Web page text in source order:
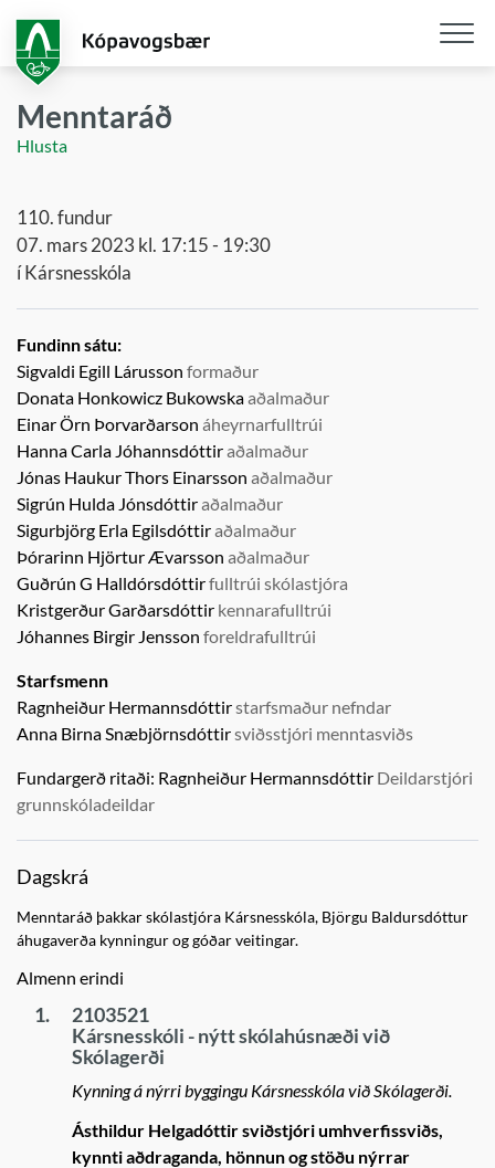
aðalefni
Menntaráð
Hlusta
110. fundur
07. mars 2023 kl. 17:15 - 19:30
í Kársnesskóla
Fundinn sátu:
Sigvaldi Egill Lárusson formaður
Donata Honkowicz Bukowskaaðalmaður
Einar Örn Þorvarðarson áheyrnarfulltrúi
Hanna Carla Jóhannsdóttiraðalmaður
Jónas Haukur Thors Einarsson aðalmaður
Sigrún Hulda Jónsdóttiraðalmaður
Sigurbjörg Erla Egilsdóttiraðalmaður
Þórarinn Hjörtur Ævarsson aðalmaður
Guðrún G Halldórsdóttirfulltrúi skólastjóra
Kristgerður Garðarsdóttir kennarafulltrúi
Jóhannes Birgir Jensson foreldrafulltrúi
Starfsmenn
Ragnheiður Hermannsdóttirstarfsmaður nefndar
Anna Birna Snæbjörnsdóttirsviðsstjóri menntasviðs
Fundargerð ritaði: Ragnheiður Hermannsdóttir Deildarstjóri
grunnskóladeildar
Dagskrá
Menntaráð þakkar skólastjóra Kársnesskóla, Björgu Baldursdóttur
áhugaverða kynningur og góðar veitingar.
Almenn erindi
1.
2103521
Kársnesskóli - nýtt skólahúsnæði við
Skólagerði
Kynning á nýrri byggingu Kársnesskóla við Skólagerði.
Ásthildur Helgadóttir sviðstjóri umhverfissviðs,
kynnti aðdraganda, hönnun og stöðu nýrrar
Opna